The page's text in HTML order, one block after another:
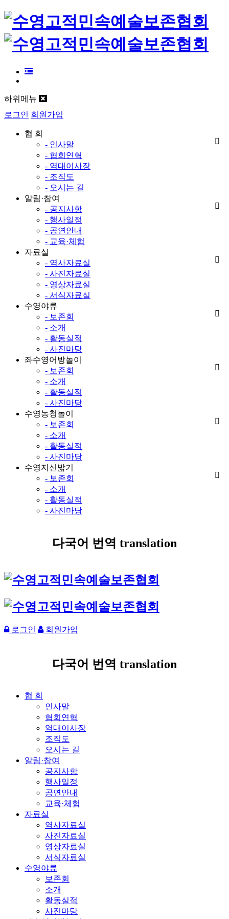
하위메뉴
로그인 회원가입
협 회
- 인사말
- 협회연혁
- 역대이사장
- 조직도
- 오시는 길
알림·참여
- 공지사항
- 행사일정
- 공연안내
- 교육·체험
자료실
- 역사자료실
- 사진자료실
- 영상자료실
- 서식자료실
수영야류
- 보존회
- 소개
- 활동실적
- 사진마당
좌수영어방놀이
- 보존회
- 소개
- 활동실적
- 사진마당
수영농청놀이
- 보존회
- 소개
- 활동실적
- 사진마당
수영지신밟기
- 보존회
- 소개
- 활동실적
- 사진마당
다국어 번역 translation
로그인 회원가입
다국어 번역 translation
협 회
인사말
협회연혁
역대이사장
조직도
오시는 길
알림·참여
공지사항
행사일정
공연안내
교육·체험
자료실
역사자료실
사진자료실
영상자료실
서식자료실
수영야류
보존회
소개
활동실적
사진마당